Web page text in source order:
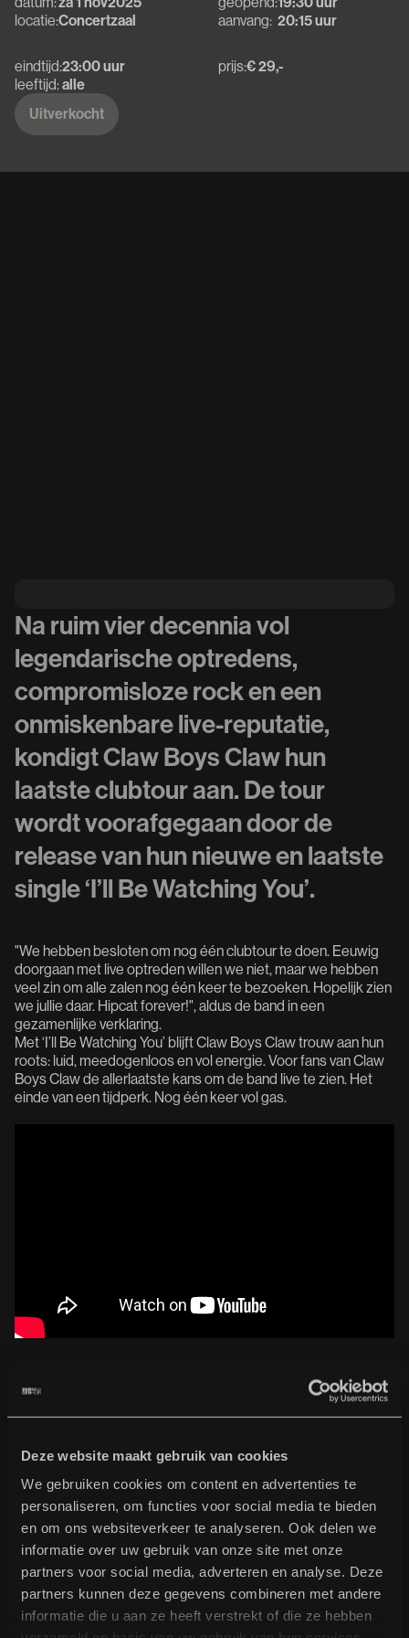
Deze website maakt gebruik van cookies
We gebruiken cookies om content en advertenties te
personaliseren, om functies voor social media te bieden
en om ons websiteverkeer te analyseren. Ook delen we
informatie over uw gebruik van onze site met onze
partners voor social media, adverteren en analyse. Deze
partners kunnen deze gegevens combineren met andere
informatie die u aan ze heeft verstrekt of die ze hebben
locatie:Concertzaal
aanvang: 20:15 uur
eindtijd:
leeftijd:
23:00 uur
alle
prijs:€ 29,-
Uitverkocht
Na ruim vier decennia vol
legendarische optredens,
compromisloze rock en een
onmiskenbare live-reputatie,
kondigt Claw Boys Claw hun
laatste clubtour aan. De tour
wordt voorafgegaan door de
release van hun nieuwe en laatste
single ‘I’ll Be Watching You’.
"We hebben besloten om nog één clubtour te doen. Eeuwig
doorgaan met live optreden willen we niet, maar we hebben
veel zin om alle zalen nog één keer te bezoeken. Hopelijk zien
we jullie daar. Hipcat forever!", aldus de band in een
gezamenlijke verklaring.
Met ‘I’ll Be Watching You’ blijft Claw Boys Claw trouw aan hun
roots: luid, meedogenloos en vol energie. Voor fans van Claw
Boys Claw de allerlaatste kans om de band live te zien. Het
einde van een tijdperk. Nog één keer vol gas.
support: The Hook
Utrechtse label Kelt, dat speciaal voor deze release weer tot
leven is gewekt.
Daarnaast speelden ze in het begin van het jaar als
voorprogramma van Daryll-Ann al onder andere in Paradiso en
Luxor Live.